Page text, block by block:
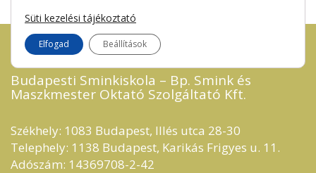
Budapesti Sminkiskola – Bp. Smink és
Maszkmester Oktató Szolgáltató Kft.​
Székhely: 1083 Budapest, Illés utca 28-30
Telephely: 1138 Budapest, Karikás Frigyes u. 11.
Adószám: 14369708-2-42
Süti kezelési tájékoztató
Elfogad Beállítások